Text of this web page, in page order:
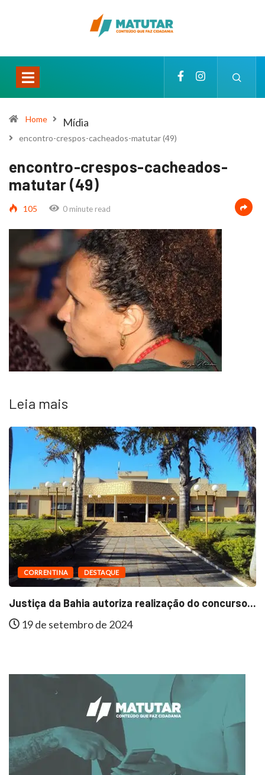
Home Mídia
encontro-crespos-cacheados-matutar (49)
encontro-crespos-cacheados-
matutar (49)
105 0 minute read
Leia mais
DESTAQUE
autoriza realização do concurso...
de 2024
DESTAQUE
Em São Félix